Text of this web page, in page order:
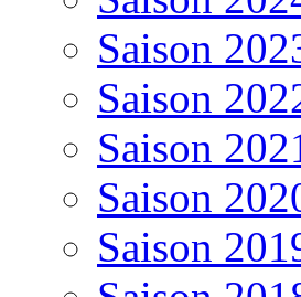
Saison
Saison
Saison
Saison
Saison